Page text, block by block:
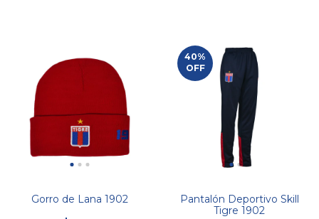
Gorro de Lana 1902
40%
OFF
Pantalón Deportivo Skill
Tigre 1902